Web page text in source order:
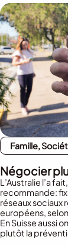
Famille,
Négocier
L’Australie l’a
recommande:
réseaux sociaux
européens,
En Suisse aussi
plutôt la